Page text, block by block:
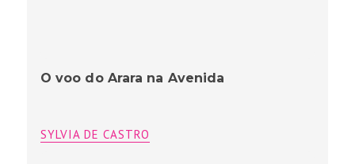
O voo do Arara na Avenida
SYLVIA DE CASTRO